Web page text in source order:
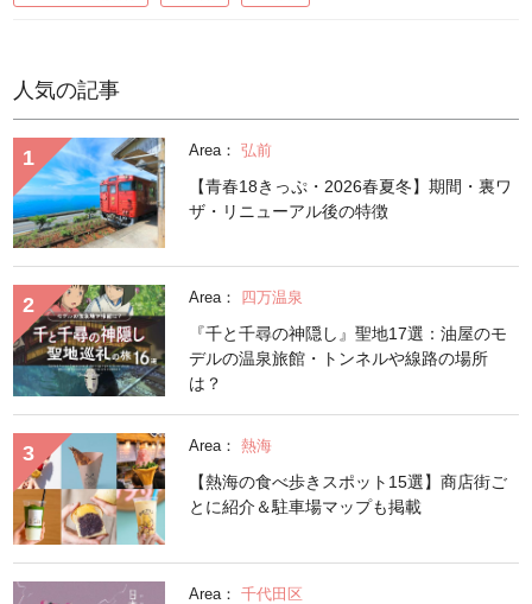
人気の記事
Area： 弘前
【青春18きっぷ・2026春夏冬】期間・裏ワ
ザ・リニューアル後の特徴
Area： 四万温泉
『千と千尋の神隠し』聖地17選：油屋のモ
デルの温泉旅館・トンネルや線路の場所
は？
Area： 熱海
【熱海の食べ歩きスポット15選】商店街ご
とに紹介＆駐車場マップも掲載
Area： 千代田区